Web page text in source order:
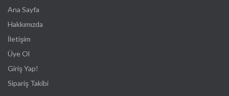
Ana Sayfa
Hakkımızda
İletişim
Üye Ol
Giriş Yap!
Sipariş Takibi